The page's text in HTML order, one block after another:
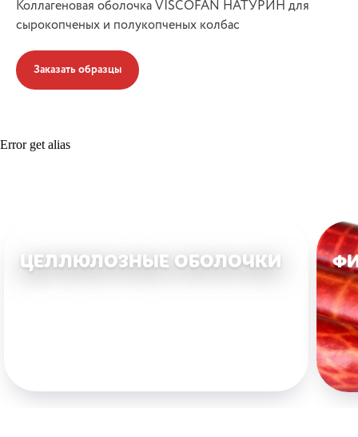
Коллагеновая оболочка VISCOFAN НАТУРИН для
сырокопченых и полукопченых колбас
Заказать образцы
Error get alias
ЦЕЛЛЮЛОЗНЫЕ ОБОЛОЧКИ